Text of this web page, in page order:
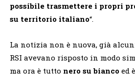
possibile trasmettere i propri
su territorio italiano“.
La notizia non è nuova, già
RSI avevano risposto in modo
ma ora è tutto nero su bianco ed